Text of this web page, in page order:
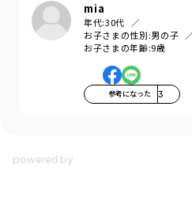
mia
年代:30代
お子さまの性別:男の子
お子さまの年齢:9歳
参考になった 3